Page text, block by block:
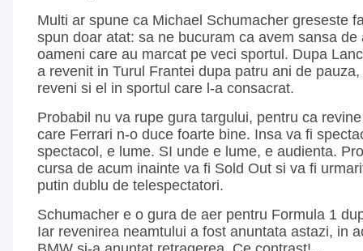
Multi ar spune ca Michael Schumacher greseste
spun doar atat: sa ne bucuram ca avem sansa de
oameni care au marcat pe veci sportul. Dupa
a revenit in Turul Frantei dupa patru ani de
reveni si el in sportul care l-a consacrat.
Probabil nu va rupe gura targului, pentru ca
care Ferrari n-o duce foarte bine. Insa va fi
spectacol, e lume. SI unde e lume, e audienta.
cursa de acum inainte va fi Sold Out si va fi
putin dublu de telespectatori.
Schumacher e o gura de aer pentru Formula 1
Iar revenirea neamtului a fost anuntata astazi, in